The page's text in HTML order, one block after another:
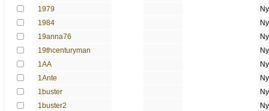
1979
1984
19anna76
19thcenturyman
1AA
1Ante
1buster
1buster2